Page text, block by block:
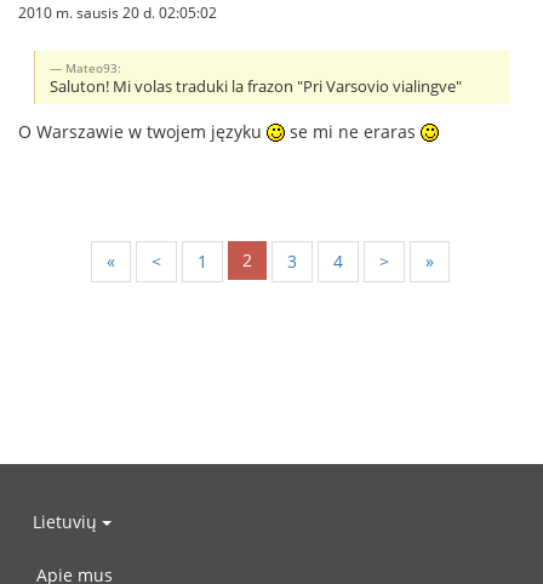
2010 m. sausis 20 d. 02:05:02
Mateo93:
Saluton! Mi volas traduki la frazon "Pri Varsovio vialingve"
O Warszawie w twojem języku se mi ne eraras
« < 1 2 3 4 > »
Lietuvių
Apie mus